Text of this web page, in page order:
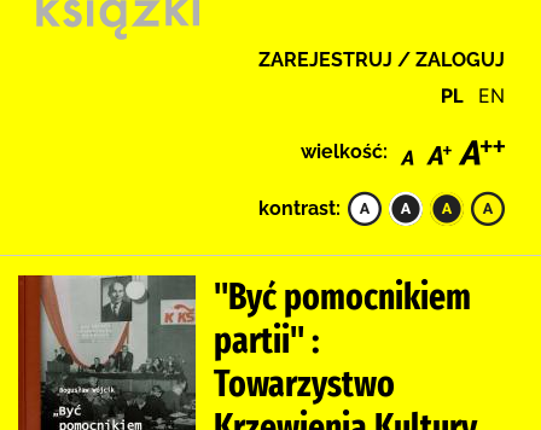
ZAREJESTRUJ / ZALOGUJ
PL EN
wielkość:
kontrast:
"Być pomocnikiem
partii" :
Towarzystwo